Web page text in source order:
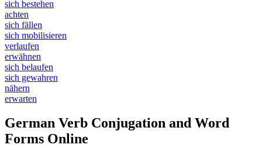
sich bestehen
achten
sich fällen
sich mobilisieren
verlaufen
erwähnen
sich belaufen
sich gewahren
nähern
erwarten
German Verb Conjugation and Word
Forms Online